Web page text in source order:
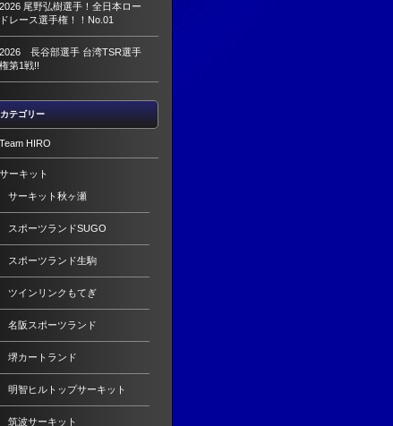
2026 尾野弘樹選手！全日本ロー
ドレース選手権！！No.01
2026 長谷部選手 台湾TSR選手
権第1戦!!
カテゴリー
Team HIRO
サーキット
サーキット秋ヶ瀬
スポーツランドSUGO
スポーツランド生駒
ツインリンクもてぎ
名阪スポーツランド
堺カートランド
明智ヒルトップサーキット
筑波サーキット